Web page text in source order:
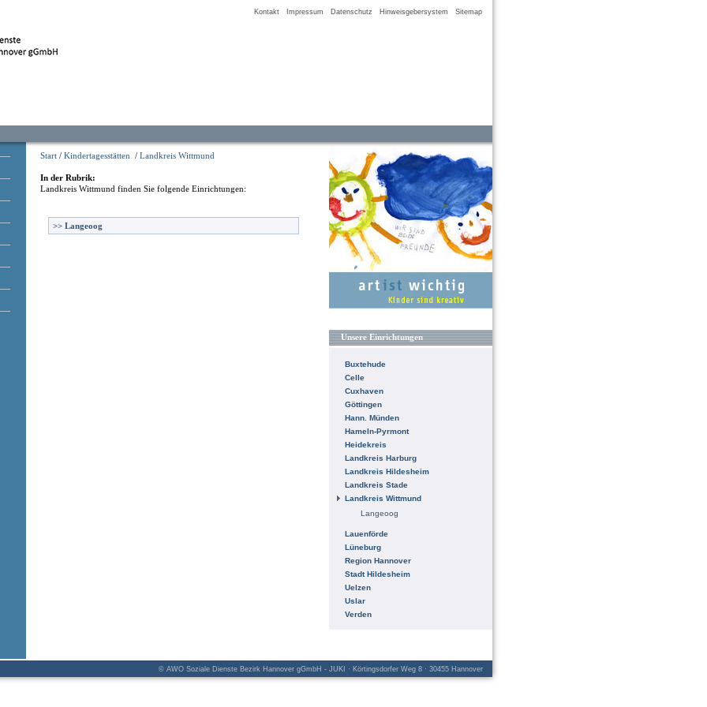
Kontakt Impressum Datenschutz Hinweisgebersystem Sitemap
Start / Kindertagesstätten / Landkreis Wittmund
In der Rubrik:
Landkreis Wittmund finden Sie folgende Einrichtungen:
>> Langeoog
Unsere Einrichtungen
Buxtehude
Celle
Cuxhaven
Göttingen
Hann. Münden
Hameln-Pyrmont
Heidekreis
Landkreis Harburg
Landkreis Hildesheim
Landkreis Stade
Landkreis Wittmund
Langeoog
Lauenförde
Lüneburg
Region Hannover
Stadt Hildesheim
Uelzen
Uslar
Verden
© AWO Soziale Dienste Bezirk Hannover gGmbH - JUKI · Körtingsdorfer Weg 8 · 30455 Hannover